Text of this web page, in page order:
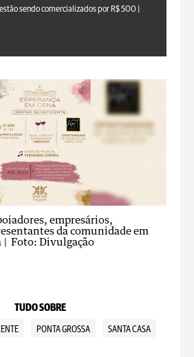
sendo comercializados por R$ 500 |
empresários,
da comunidade em
| Foto: Divulgação
TUDO SOBRE
PONTA GROSSA SANTA CASA